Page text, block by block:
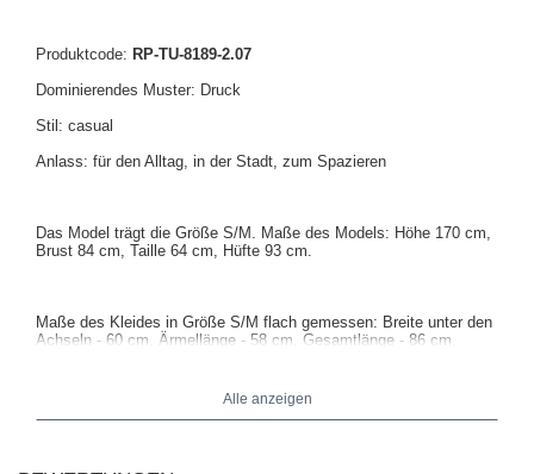
Produktcode: RP-TU-8189-2.07
Dominierendes Muster: Druck
Stil: casual
Anlass: für den Alltag, in der Stadt, zum Spazieren
Das Model trägt die Größe S/M. Maße des Models: Höhe 170 cm,
Brust 84 cm, Taille 64 cm, Hüfte 93 cm.
Maße des Kleides in Größe S/M flach gemessen: Breite unter den
Achseln - 60 cm, Ärmellänge - 58 cm, Gesamtlänge - 86 cm.
Alle anzeigen